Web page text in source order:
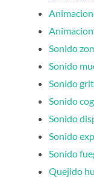
Sonido
Sonido
Sonido
Sonido
Sonido
Sonido
Sonido
Quejido